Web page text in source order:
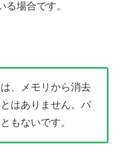
る場合です。
、メモリから消去
はありません。パ
もないです。